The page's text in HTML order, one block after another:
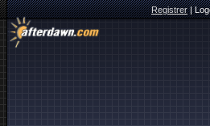
Registrer|